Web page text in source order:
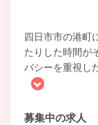
四日市市の港町
たりした時間が
バシーを重視し
募集中の求人